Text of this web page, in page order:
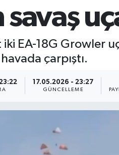
iki EA-18G Growler
çarpıştı.
17.05.2026 - 23:27
GÜNCELLEME